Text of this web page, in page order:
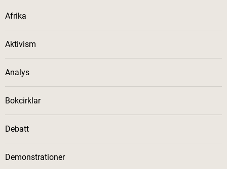
Afrika
Aktivism
Analys
Bokcirklar
Debatt
Demonstrationer